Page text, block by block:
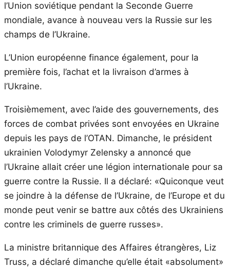
l’Union soviétique pendant la Seconde Guerre
mondiale, avance à nouveau vers la Russie sur les
champs de l’Ukraine.
L’Union européenne finance également, pour la
première fois, l’achat et la livraison d’armes à
l’Ukraine.
Troisièmement, avec l’aide des gouvernements, des
forces de combat privées sont envoyées en Ukraine
depuis les pays de l’OTAN. Dimanche, le président
ukrainien Volodymyr Zelensky a annoncé que
l’Ukraine allait créer une légion internationale pour sa
guerre contre la Russie. Il a déclaré: «Quiconque veut
se joindre à la défense de l’Ukraine, de l’Europe et du
monde peut venir se battre aux côtés des Ukrainiens
contre les criminels de guerre russes».
La ministre britannique des Affaires étrangères, Liz
Truss, a déclaré dimanche qu’elle était «absolument»